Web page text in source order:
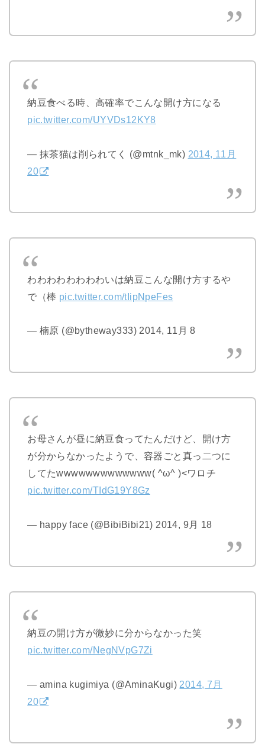
納豆食べる時、高確率でこんな開け方になる
pic.twitter.com/UYVDs12KY8
— 抹茶猫は削られてく (@mtnk_mk) 2014, 11月
20
わわわわわわわわいは納豆こんな開け方するや
で（棒 pic.twitter.com/tIipNpeFes
— 楠原 (@bytheway333) 2014, 11月 8
お母さんが昼に納豆食ってたんだけど、開け方
が分からなかったようで、容器ごと真っ二つに
してたwwwwwwwwwwwww( ^ω^ )<ワロチ
pic.twitter.com/TIdG19Y8Gz
— happy face (@BibiBibi21) 2014, 9月 18
納豆の開け方が微妙に分からなかった笑
pic.twitter.com/NegNVpG7Zi
— amina kugimiya (@AminaKugi) 2014, 7月
20